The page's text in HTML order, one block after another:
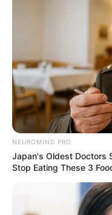
NEUROMIND PRO
Japan's Oldest Doctors
Stop Eating These 3